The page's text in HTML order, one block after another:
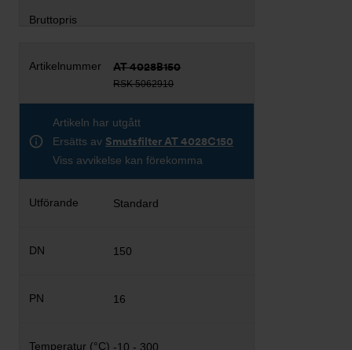
AT 4028B150
RSK 5062910
Artikeln har utgått
Ersätts av Smutsfilter AT 4028C150
Viss avvikelse kan förekomma
Standard
150
16
-10 - 300